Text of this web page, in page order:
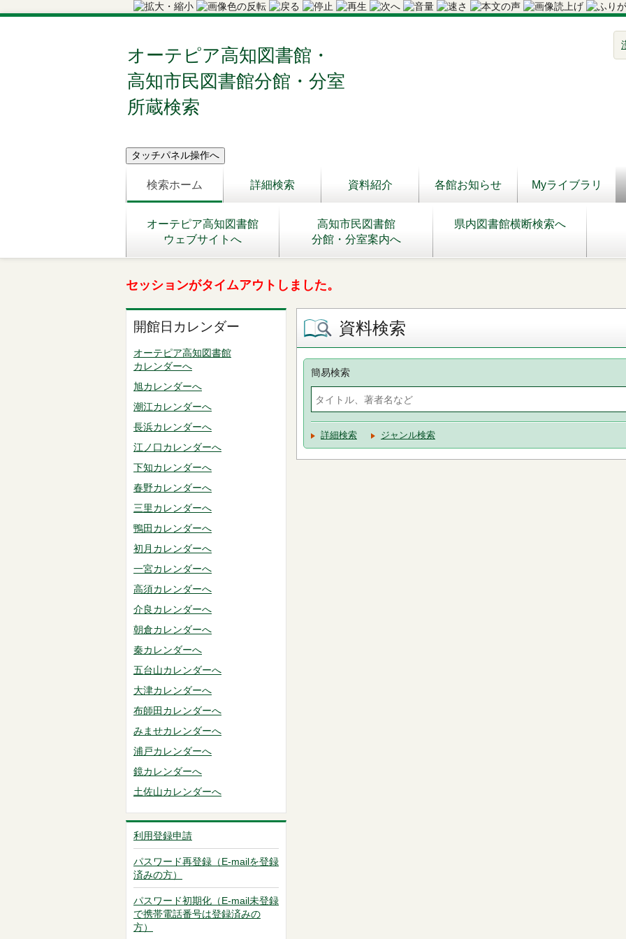
オーテピア高知図書館・
高知市民図書館分館・分室
所蔵検索
検索ホーム 詳細検索 資料紹介 各館お知らせ Myライブラリ
オーテピア高知図書館
ウェブサイトへ
高知市民図書館
分館・分室案内へ
県内図書館横断検索へ
セッションがタイムアウトしました。
開館日カレンダー
オーテピア高知図書館
カレンダーへ
旭カレンダーへ
潮江カレンダーへ
長浜カレンダーへ
江ノ口カレンダーへ
下知カレンダーへ
春野カレンダーへ
三里カレンダーへ
鴨田カレンダーへ
初月カレンダーへ
一宮カレンダーへ
高須カレンダーへ
介良カレンダーへ
朝倉カレンダーへ
秦カレンダーへ
五台山カレンダーへ
大津カレンダーへ
布師田カレンダーへ
みませカレンダーへ
浦戸カレンダーへ
鏡カレンダーへ
土佐山カレンダーへ
利用登録申請
パスワード再登録（E-mailを登録
済みの方）
パスワード初期化（E-mail未登録
で携帯電話番号は登録済みの
方）
資料検索
簡易検索
詳細検索 ジャンル検索